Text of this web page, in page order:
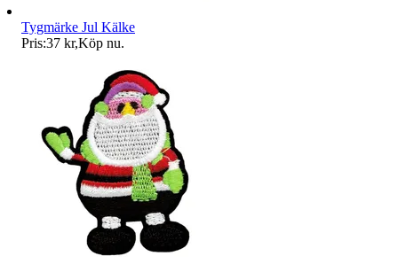
Tygmärke Jul Kälke
Pris:37 kr,Köp nu.